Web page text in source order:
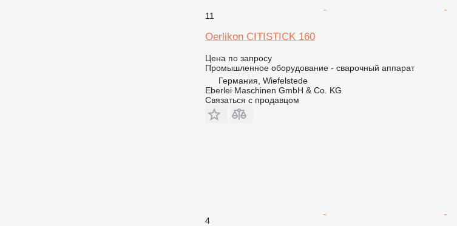
11
Oerlikon CITISTICK 160
Цена по запросу
Промышленное оборудование - сварочный аппарат
Германия, Wiefelstede
Eberlei Maschinen GmbH & Co. KG
Связаться с продавцом
4